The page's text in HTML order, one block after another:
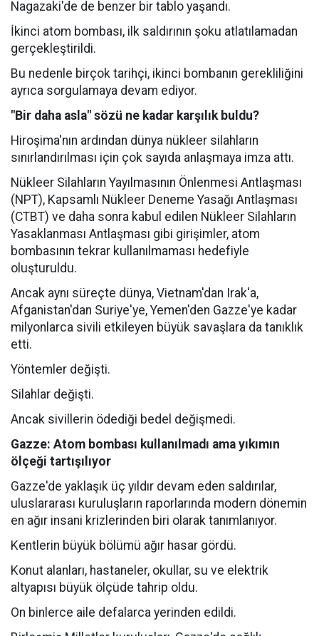
Nagazaki'de de benzer bir tablo yaşandı.
İkinci atom bombası, ilk saldırının şoku atlatılamadan
gerçekleştirildi.
Bu nedenle birçok tarihçi, ikinci bombanın gerekliliğini
ayrıca sorgulamaya devam ediyor.
"Bir daha asla" sözü ne kadar karşılık buldu?
Hiroşima'nın ardından dünya nükleer silahların
sınırlandırılması için çok sayıda anlaşmaya imza attı.
Nükleer Silahların Yayılmasının Önlenmesi Antlaşması
(NPT), Kapsamlı Nükleer Deneme Yasağı Antlaşması
(CTBT) ve daha sonra kabul edilen Nükleer Silahların
Yasaklanması Antlaşması gibi girişimler, atom
bombasının tekrar kullanılmaması hedefiyle
oluşturuldu.
Ancak aynı süreçte dünya, Vietnam'dan Irak'a,
Afganistan'dan Suriye'ye, Yemen'den Gazze'ye kadar
milyonlarca sivili etkileyen büyük savaşlara da tanıklık
etti.
Yöntemler değişti.
Silahlar değişti.
Ancak sivillerin ödediği bedel değişmedi.
Gazze: Atom bombası kullanılmadı ama yıkımın
ölçeği tartışılıyor
Gazze'de yaklaşık üç yıldır devam eden saldırılar,
uluslararası kuruluşların raporlarında modern dönemin
en ağır insani krizlerinden biri olarak tanımlanıyor.
Kentlerin büyük bölümü ağır hasar gördü.
Konut alanları, hastaneler, okullar, su ve elektrik
altyapısı büyük ölçüde tahrip oldu.
On binlerce aile defalarca yerinden edildi.